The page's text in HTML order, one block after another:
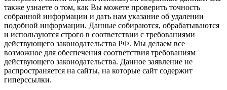
также узнаете о том, как Вы можете проверить точность
собранной информации и дать нам указание об удалении
подобной информации. Данные собираются, обрабатываются
и используются строго в соответствии с требованиями
действующего законодательства РФ. Мы делаем все
возможное для обеспечения соответствия требованиям
действующего законодательства. Данное заявление не
распространяется на сайты, на которые сайт содержит
гиперссылки.